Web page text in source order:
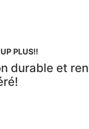
PLUS!!
durable et